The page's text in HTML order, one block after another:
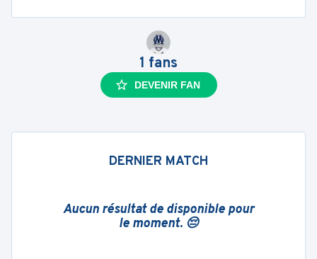
1 fans
DEVENIR FAN
DERNIER MATCH
Aucun résultat de disponible pour
le moment. 😔